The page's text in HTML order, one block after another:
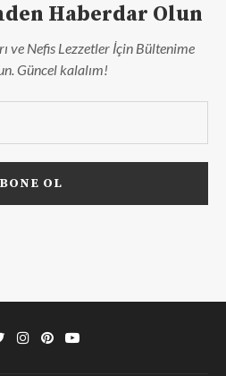
Haberdar Olun
ve Nefis Lezzetler İçin Bültenime
Güncel kalalım!